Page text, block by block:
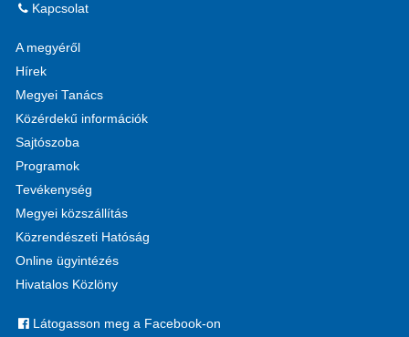
Kapcsolat
A megyéről
Hírek
Megyei Tanács
Közérdekű információk
Sajtószoba
Programok
Tevékenység
Megyei közszállítás
Közrendészeti Hatóság
Online ügyintézés
Hivatalos Közlöny
Látogasson meg a Facebook-on